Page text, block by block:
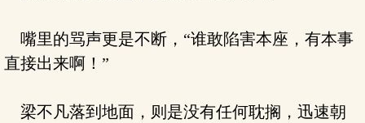
嘴里的骂声更是不断，“谁敢陷害本座，有本事
直接出来啊！”
梁不凡落到地面，则是没有任何耽搁，迅速朝